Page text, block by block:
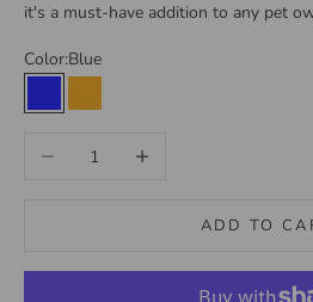
it's a must-have addition to any pet
Color:Blue
Blue Orange
Decrease quantityIncrease quantity
ADD TO